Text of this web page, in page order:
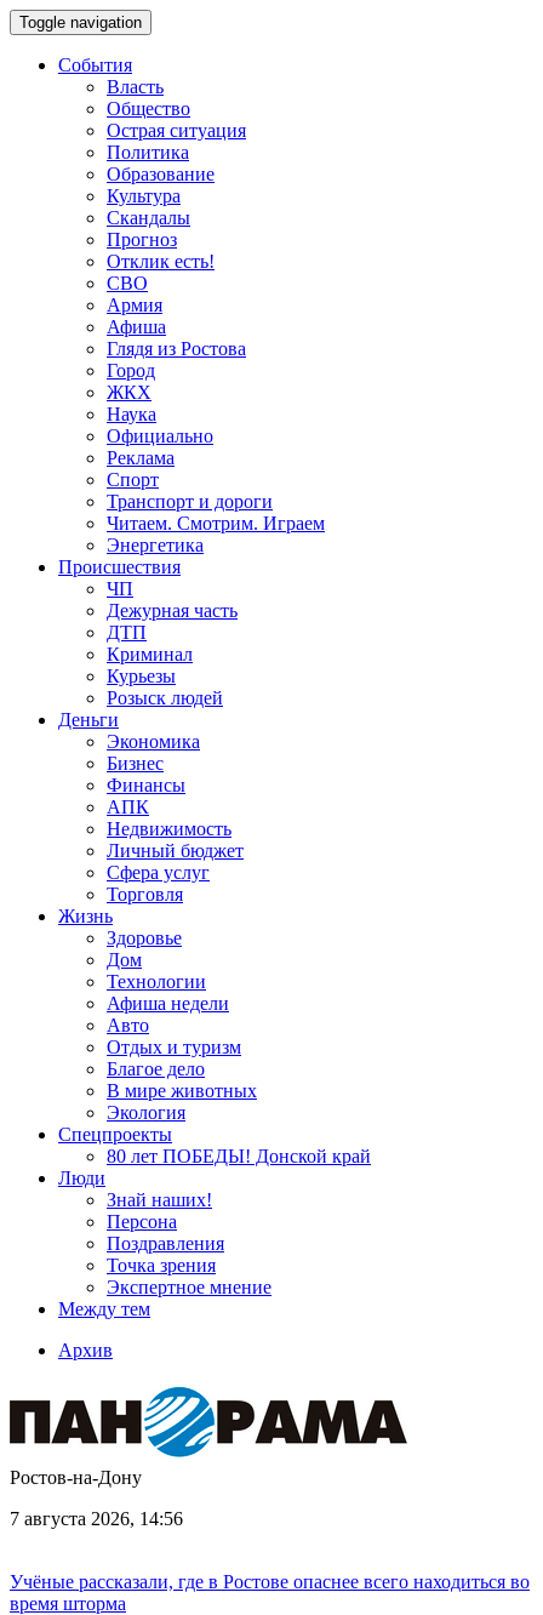
Toggle navigation
События
Власть
Общество
Острая ситуация
Политика
Образование
Культура
Скандалы
Прогноз
Отклик есть!
СВО
Армия
Афиша
Глядя из Ростова
Город
ЖКХ
Наука
Официально
Реклама
Спорт
Транспорт и дороги
Читаем. Смотрим. Играем
Энергетика
Происшествия
ЧП
Дежурная часть
ДТП
Криминал
Курьезы
Розыск людей
Деньги
Экономика
Бизнес
Финансы
АПК
Недвижимость
Личный бюджет
Сфера услуг
Торговля
Жизнь
Здоровье
Дом
Технологии
Афиша недели
Авто
Отдых и туризм
Благое дело
В мире животных
Экология
Спецпроекты
80 лет ПОБЕДЫ! Донской край
Люди
Знай наших!
Персона
Поздравления
Точка зрения
Экспертное мнение
Между тем
Архив
Ростов-на-Дону
7 августа 2026, 14:56
Учёные рассказали, где в Ростове опаснее всего находиться во
время шторма